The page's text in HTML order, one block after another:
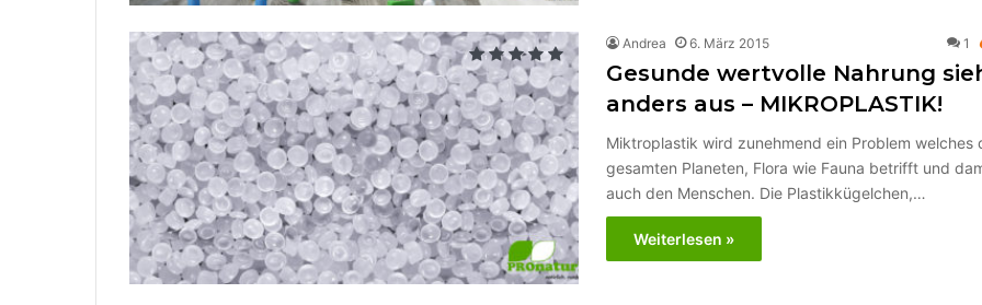
Andrea 6. März 2015 1
Gesunde wertvolle Nahrung
anders aus – MIKROPLASTIK!
Miktroplastik wird zunehmend ein Problem welches
gesamten Planeten, Flora wie Fauna betrifft und
auch den Menschen. Die Plastikkügelchen,…
Weiterlesen »